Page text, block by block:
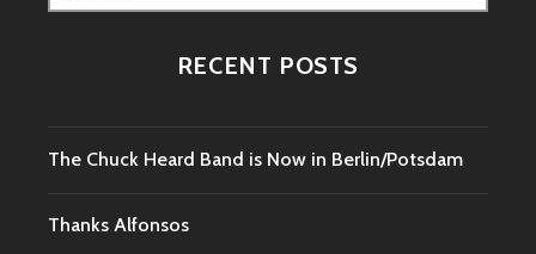
for:
RECENT POSTS
The Chuck Heard Band is Now in Berlin/Potsdam
Thanks Alfonsos